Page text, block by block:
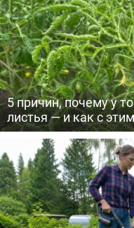
5 причин, почему у
листья — и как с